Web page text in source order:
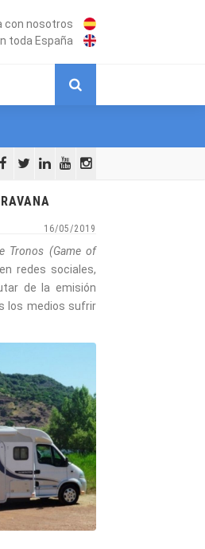
con nosotros
toda España
16/05/2019
Tronos (Game of
redes sociales,
de la emisión
los medios sufrir